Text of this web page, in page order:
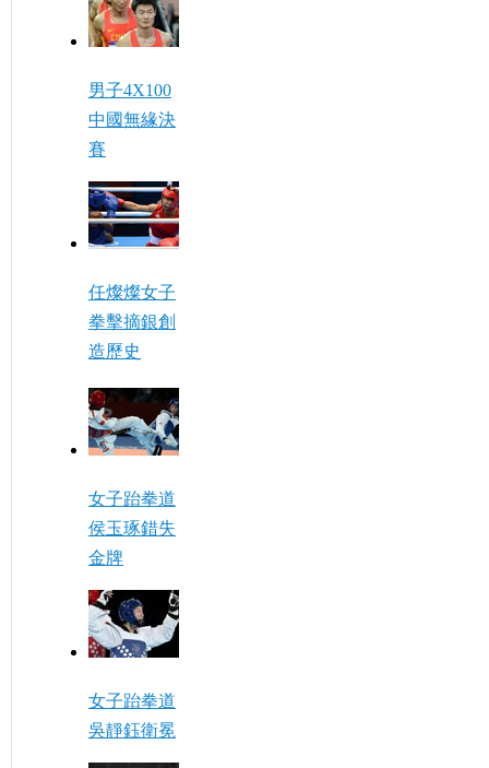
男子4X100
中國無緣決
賽
任燦燦女子
拳擊摘銀創
造歷史
女子跆拳道
侯玉琢錯失
金牌
女子跆拳道
吳靜鈺衛冕